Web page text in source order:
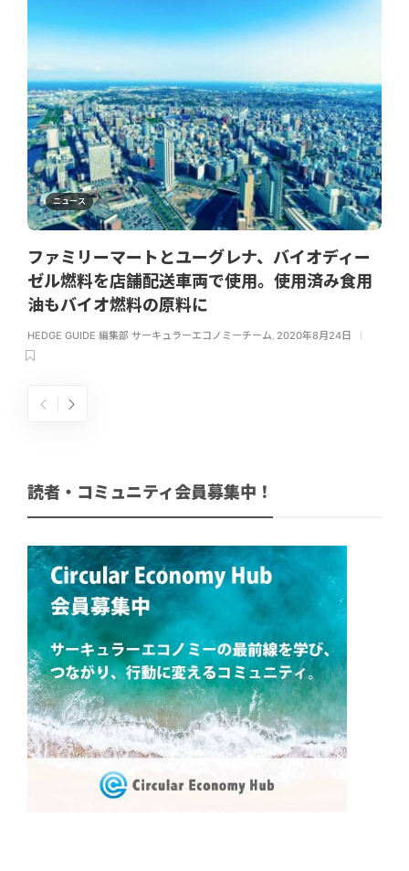
ニュース
ファミリーマートとユーグレナ、バイオディー
ゼル燃料を店舗配送車両で使用。使用済み食用
油もバイオ燃料の原料に
HEDGE GUIDE 編集部 サーキュラーエコノミーチーム 2020年8月24日
読者・コミュニティ会員募集中！